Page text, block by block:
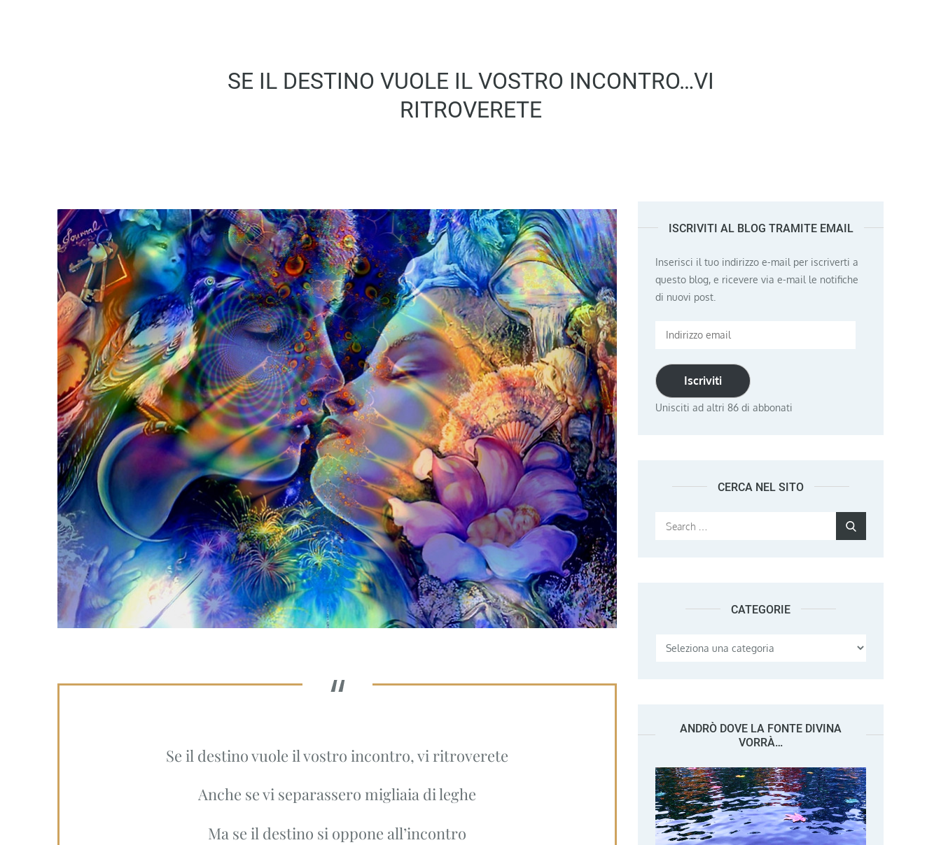
SE IL DESTINO VUOLE IL VOSTRO INCONTRO…VI
RITROVERETE
Se il destino vuole il vostro incontro, vi ritroverete
Anche se vi separassero migliaia di leghe
Ma se il destino si oppone all’incontro
ISCRIVITI AL BLOG TRAMITE EMAIL
Inserisci il tuo indirizzo e-mail per iscriverti a
questo blog, e ricevere via e-mail le notifiche
di nuovi post.
Indirizzo
Iscriviti
Unisciti ad altri 86 di abbonati
CERCA NEL SITO
Search
CATEGORIE
Categorie
ANDRÒ DOVE LA FONTE DIVINA
VORRÀ…